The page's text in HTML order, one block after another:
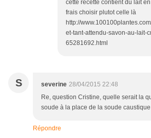
cette recette contient du lait
frais choisir plutot celle là
http://
et-tant-attendu-savon-au-lait-
65281692.html
S severine 28/04/2015 22:48
Re, question Cristine, quelle serait la
soude à la place de la soude
Répondre